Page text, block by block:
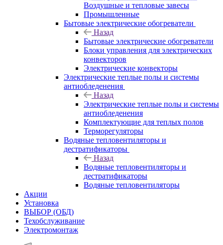
Воздушные и тепловые завесы
Промышленные
Бытовые электрические обогреватели
Назад
Бытовые электрические обогреватели
Блоки управления для электрических
конвекторов
Электрические конвекторы
Электрические теплые полы и системы
антиобледенения
Назад
Электрические теплые полы и системы
антиобледенения
Комплектующие для теплых полов
Терморегуляторы
Водяные тепловентиляторы и
дестратификаторы
Назад
Водяные тепловентиляторы и
дестратификаторы
Водяные тепловентиляторы
Акции
Установка
ВЫБОР (ОБД)
Техобслуживание
Электромонтаж